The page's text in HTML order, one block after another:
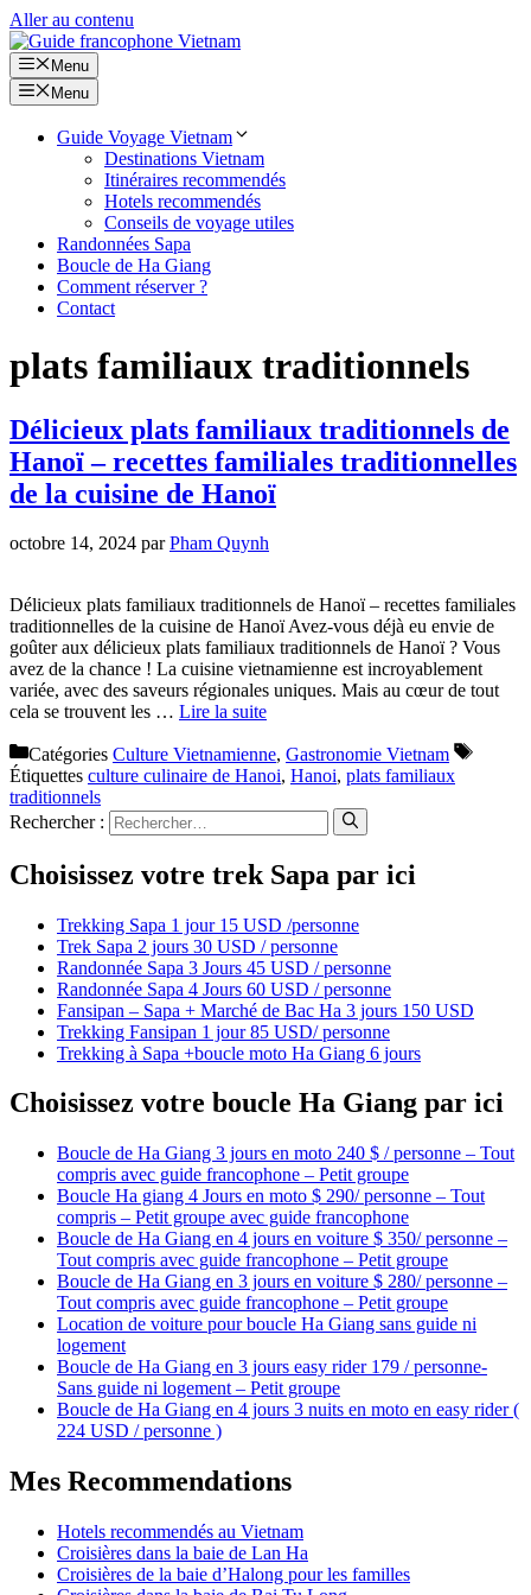
Aller au contenu
Menu
Menu
Guide Voyage Vietnam
Destinations Vietnam
Itinéraires recommendés
Hotels recommendés
Conseils de voyage utiles
Randonnées Sapa
Boucle de Ha Giang
Comment réserver ?
Contact
plats familiaux traditionnels
Délicieux plats familiaux traditionnels de
Hanoï – recettes familiales traditionnelles
de la cuisine de Hanoï
octobre 14, 2024 parPham Quynh
Délicieux plats familiaux traditionnels de Hanoï – recettes familiales
traditionnelles de la cuisine de Hanoï Avez-vous déjà eu envie de
goûter aux délicieux plats familiaux traditionnels de Hanoï ? Vous
avez de la chance ! La cuisine vietnamienne est incroyablement
variée, avec des saveurs régionales uniques. Mais au cœur de tout
cela se trouvent les … Lire la suite
Catégories Culture Vietnamienne, Gastronomie Vietnam
Étiquettes culture culinaire de Hanoi, Hanoi, plats familiaux
traditionnels
Rechercher :
Choisissez votre trek Sapa par ici
Trekking Sapa 1 jour 15 USD /personne
Trek Sapa 2 jours 30 USD / personne
Randonnée Sapa 3 Jours 45 USD / personne
Randonnée Sapa 4 Jours 60 USD / personne
Fansipan – Sapa + Marché de Bac Ha 3 jours 150 USD
Trekking Fansipan 1 jour 85 USD/ personne
Trekking à Sapa +boucle moto Ha Giang 6 jours
Choisissez votre boucle Ha Giang par ici
Boucle de Ha Giang 3 jours en moto 240 $ / personne – Tout
compris avec guide francophone – Petit groupe
Boucle Ha giang 4 Jours en moto $ 290/ personne – Tout
compris – Petit groupe avec guide francophone
Boucle de Ha Giang en 4 jours en voiture $ 350/ personne –
Tout compris avec guide francophone – Petit groupe
Boucle de Ha Giang en 3 jours en voiture $ 280/ personne –
Tout compris avec guide francophone – Petit groupe
Location de voiture pour boucle Ha Giang sans guide ni
logement
Boucle de Ha Giang en 3 jours easy rider 179 / personne-
Sans guide ni logement – Petit groupe
Boucle de Ha Giang en 4 jours 3 nuits en moto en easy rider (
224 USD / personne )
Mes Recommendations
Hotels recommendés au Vietnam
Croisières dans la baie de Lan Ha
Croisières de la baie d’Halong pour les familles